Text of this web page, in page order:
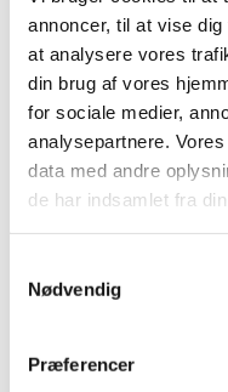
annoncer, til at vise
at analysere vores
din brug af vores
for sociale medier,
analysepartnere.
data med andre
de har indsamlet fra
Nødvendig
Præferencer
”Det er
i den
så central
er det en
invitere til
for både
familien”